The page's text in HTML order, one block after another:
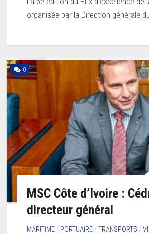
organisée par la Direction générale
0
MSC Côte d’Ivoire :
directeur général
MARITIME / PORTUAIRE /TRANSPORTS /